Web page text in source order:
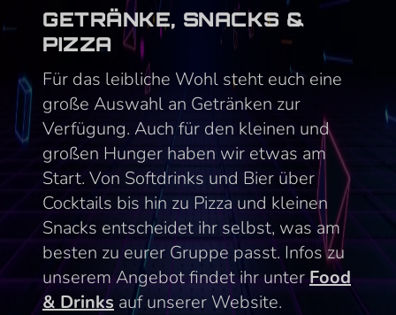
GETRÄNKE, SNACKS &
PIZZA
Für das leibliche Wohl steht euch eine
große Auswahl an Getränken zur
Verfügung. Auch für den kleinen und
großen Hunger haben wir etwas am
Start. Von Softdrinks und Bier über
Cocktails bis hin zu Pizza und kleinen
Snacks entscheidet ihr selbst, was am
besten zu eurer Gruppe passt. Infos zu
unserem Angebot findet ihr unter Food
& Drinks auf unserer Website.